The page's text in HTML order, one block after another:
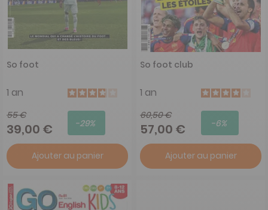
So foot
1 an
55 €
39,00 € -29%
Ajouter au panier
So foot club
1 an
60,50 €
57,00 € -6%
Ajouter au panier